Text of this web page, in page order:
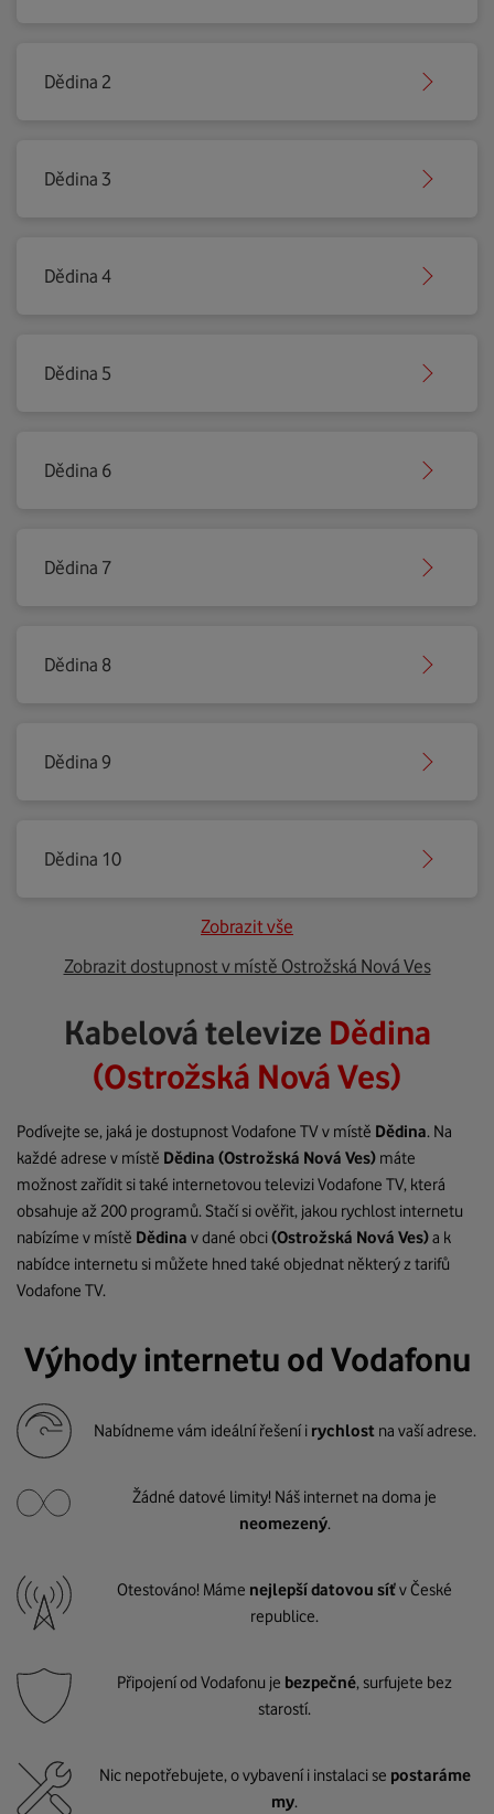
Dědina 2
Dědina 3
Dědina 4
Dědina 5
Dědina 6
Dědina 7
Dědina 8
Dědina 9
Dědina 10
Zobrazit vše
Zobrazit dostupnost v místě Ostrožská Nová Ves
Kabelová televize Dědina
(Ostrožská Nová Ves)
Podívejte se, jaká je dostupnost Vodafone TV v místě Dědina. Na
každé adrese v místě Dědina (Ostrožská Nová Ves) máte
možnost zařídit si také internetovou televizi Vodafone TV, která
obsahuje až 200 programů. Stačí si ověřit, jakou rychlost internetu
nabízíme v místě Dědina v dané obci(Ostrožská Nová Ves)a k
nabídce internetu si můžete hned také objednat některý z tarifů
Vodafone TV.
Výhody internetu od Vodafonu
Nabídneme vám ideální řešení i rychlost na vaší adrese.
Žádné datové limity! Náš internet na doma je
neomezený.
Otestováno! Máme nejlepší datovou síťv České
republice.
Připojení od Vodafonu je bezpečné, surfujete bez
starostí.
Nic nepotřebujete, o vybavení i instalaci se postaráme
my.